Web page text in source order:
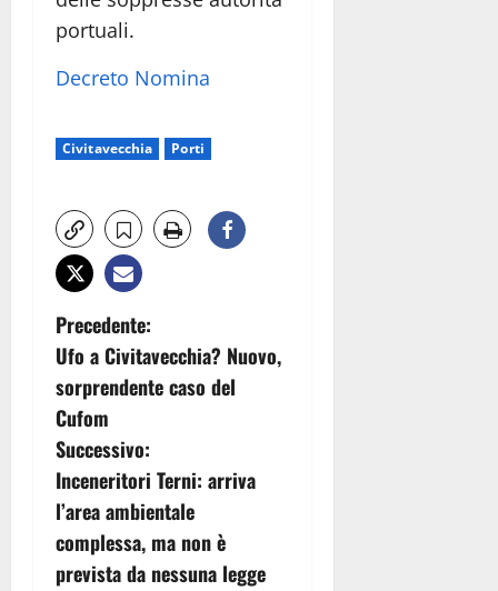
portuali.
Decreto Nomina
Civitavecchia Porti
N
a
v
i
g
a
Precedente:
Ufo a Civitavecchia? Nuovo,
sorprendente caso del
Cufom
Successivo:
Inceneritori Terni: arriva
l’area ambientale
complessa, ma non è
prevista da nessuna legge